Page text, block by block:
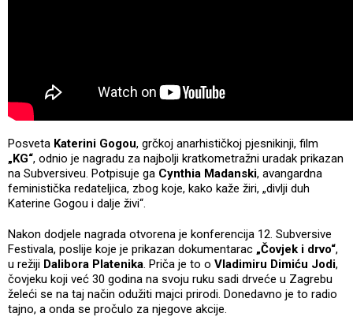
Posveta Katerini Gogou, grčkoj anarhističkoj pjesnikinji, film
„KG“, odnio je nagradu za najbolji kratkometražni uradak prikazan
na Subversiveu. Potpisuje ga Cynthia Madanski, avangardna
feministička redateljica, zbog koje, kako kaže žiri, „divlji duh
Katerine Gogou i dalje živi“.
Nakon dodjele nagrada otvorena je konferencija 12. Subversive
Festivala, poslije koje je prikazan dokumentarac „Čovjek i drvo“,
u režiji Dalibora Platenika. Priča je to o Vladimiru Dimiću Jodi,
čovjeku koji već 30 godina na svoju ruku sadi drveće u Zagrebu
želeći se na taj način odužiti majci prirodi. Donedavno je to radio
tajno, a onda se pročulo za njegove akcije.